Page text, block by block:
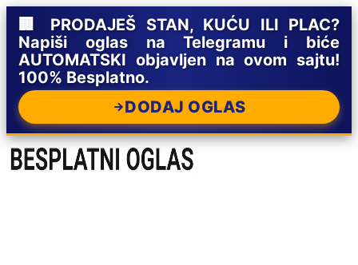
🏢 PRODAJEŠ STAN, KUĆU ILI PLAC?
Napiši oglas na Telegramu i biće
AUTOMATSKI objavljen na ovom sajtu!
100% Besplatno.
DODAJ OGLAS